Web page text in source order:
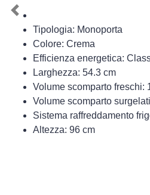
Tipologia: Monoporta
Colore: Crema
Efficienza energetica:
Larghezza: 54.3 cm
Volume scomparto freschi:
Volume scomparto
Sistema raffreddamento
Altezza: 96 cm
Previous